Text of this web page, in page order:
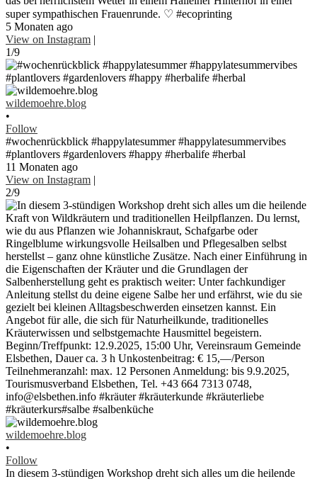
super sympathischen Frauenrunde. ♡ #ecoprinting
5 Monaten ago
View on Instagram |
1/9
wildemoehre.blog
•
Follow
#wochenrückblick #happylatesummer #happylatesummervibes
#plantlovers #gardenlovers #happy #herbalife #herbal
11 Monaten ago
View on Instagram |
2/9
wildemoehre.blog
•
Follow
In diesem 3-stündigen Workshop dreht sich alles um die heilende